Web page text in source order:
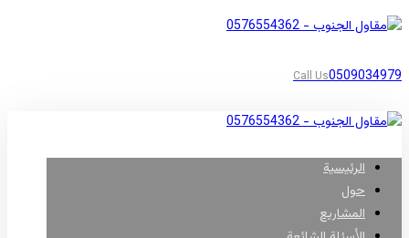
Call Us0509034979
الرئيسية
حول
المشاريع